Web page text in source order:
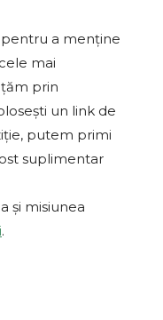
a menține
mai
prin
un link de
putem primi
suplimentar
și misiunea
.